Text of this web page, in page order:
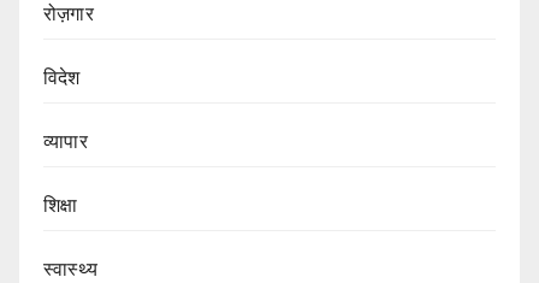
रोज़गार
विदेश
व्यापार
शिक्षा
स्वास्थ्य